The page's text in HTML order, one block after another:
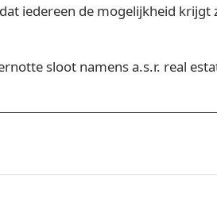
iedereen de mogelijkheid krijgt
sloot namens a.s.r. real